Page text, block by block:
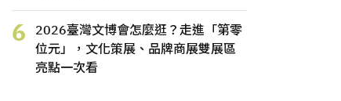
6
2026臺灣文博會怎麼逛？走進「第零
位元」，文化策展、品牌商展雙展區
亮點一次看